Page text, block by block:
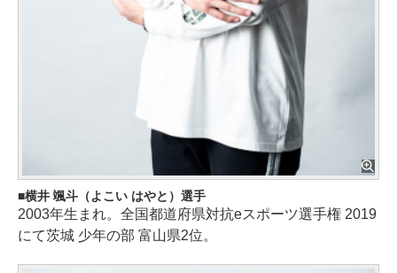
横井 颯斗（よこい はやと）選手
2003年生まれ。全国都道府県対抗eスポーツ選手権 2019
にて茨城 少年の部 富山県2位。